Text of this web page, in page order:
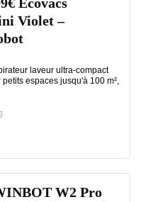
Ecovacs
Violet –
laveur ultra-compact
espaces jusqu'à 100 m²,
W2 Pro